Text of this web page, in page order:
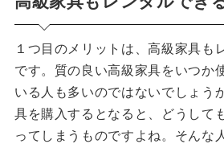
１つ目のメリットは、高級家具も
です。質の良い高級家具をいつか
いる人も多いのではないでしょう
具を購入するとなると、どうして
ってしまうものですよね。そんな